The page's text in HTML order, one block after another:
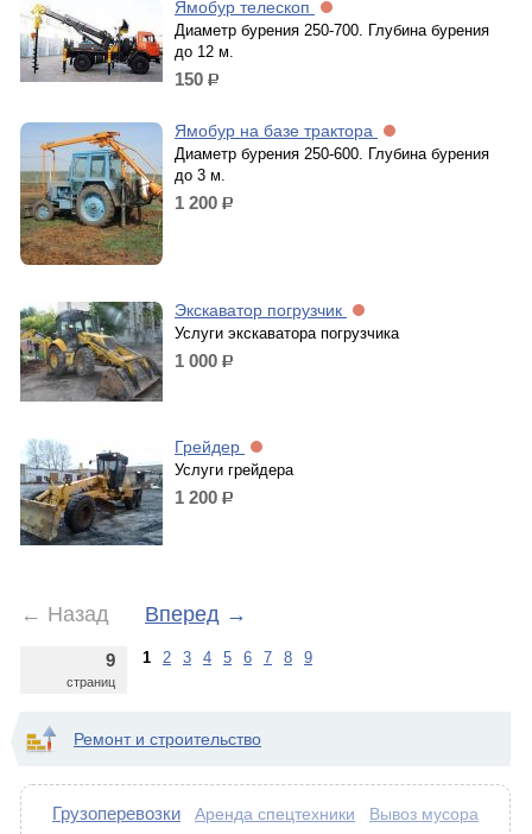
Ямобур телескоп
Диаметр бурения 250-700. Глубина бурения
до 12 м.
150 р.
Ямобур на базе трактора
Диаметр бурения 250-600. Глубина бурения
до 3 м.
1 200 р.
Экскаватор погрузчик
Услуги экскаватора погрузчика
1 000 р.
Грейдер
Услуги грейдера
1 200 р.
← Назад Вперед →
9
страниц
1 2 3 4 5 6 7 8 9
Ремонт и строительство
Грузоперевозки Аренда спецтехники Вывоз мусора